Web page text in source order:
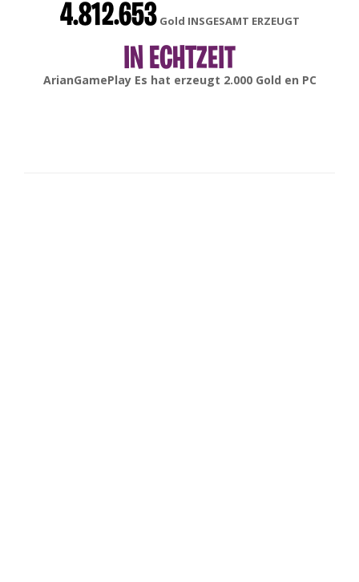
4.812.653 Gold INSGESAMT ERZEUGT
IN ECHTZEIT
gonsabellaEs hat erzeugt6.000Gold enAndroid